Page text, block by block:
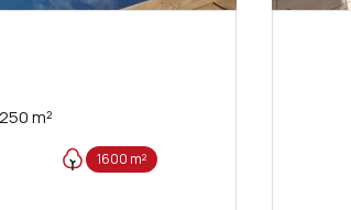
Villa 8 pièce(s) 4 chambre(s) 250 m²
1600 m²